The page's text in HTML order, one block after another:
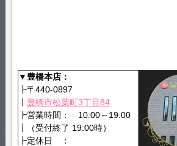
▼豊橋本店：
┣〒440-0897
豊橋市松葉町3丁目84
┣営業時間： 10:00～19:00
┃（受付終了 19:00時）
┣定休日 ：